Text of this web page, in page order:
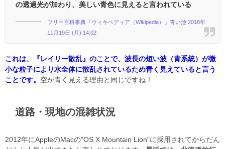
の透過光が加わり、美しい青色に見えると言われている
フリー百科事典『ウィキペディア（Wikipedia）』青い池 2018年
11月19日 (月) 14:02
これは、『レイリー散乱』のことで、波長の短い波（青系統）が微
小な粒子により水全体に散乱されているため青く見えていると言う
ことです。 空が青く見える理由と同じですね！
道路・現地の混雑状況
2012年にAppleのMacの"OS X Mountain Lion"に採用されてからだん